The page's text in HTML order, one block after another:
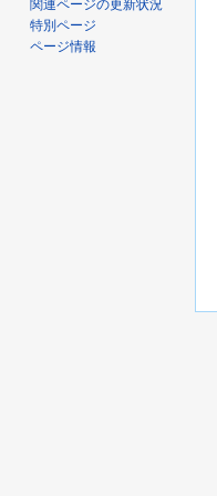
関連ページの更新状況
特別ページ
ページ情報